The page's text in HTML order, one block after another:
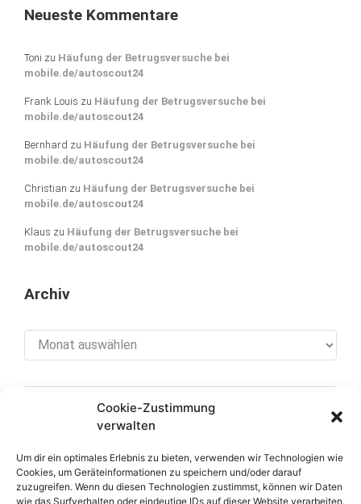
Cookie-Zustimmung
verwalten
Um dir ein optimales Erlebnis zu bieten, verwenden wir Technologien wie
Cookies, um Geräteinformationen zu speichern und/oder darauf
zuzugreifen. Wenn du diesen Technologien zustimmst, können wir Daten
wie das Surfverhalten oder eindeutige IDs auf dieser Website verarbeiten.
Neueste Kommentare
Toni zu Häufung der Betrugsversuche bei
mobile.de/autoscout24
Frank Louis zu Häufung der Betrugsversuche bei
mobile.de/autoscout24
Bernhard zu Häufung der Betrugsversuche bei
mobile.de/autoscout24
Christian zu Häufung der Betrugsversuche bei
mobile.de/autoscout24
Klaus zu Häufung der Betrugsversuche bei
mobile.de/autoscout24
Archiv
[cookies_revoke]
Über diese Seite